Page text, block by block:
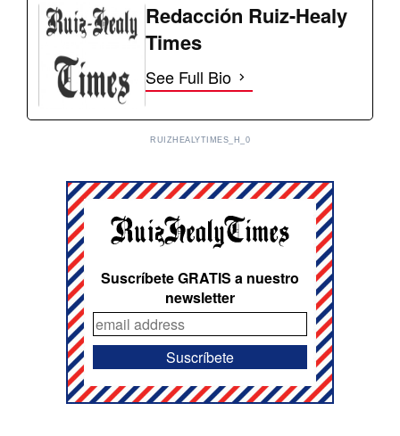
Redacción Ruiz-Healy
Times
See Full Bio
RUIZHEALYTIMES_H_0
Suscríbete GRATIS a nuestro
newsletter